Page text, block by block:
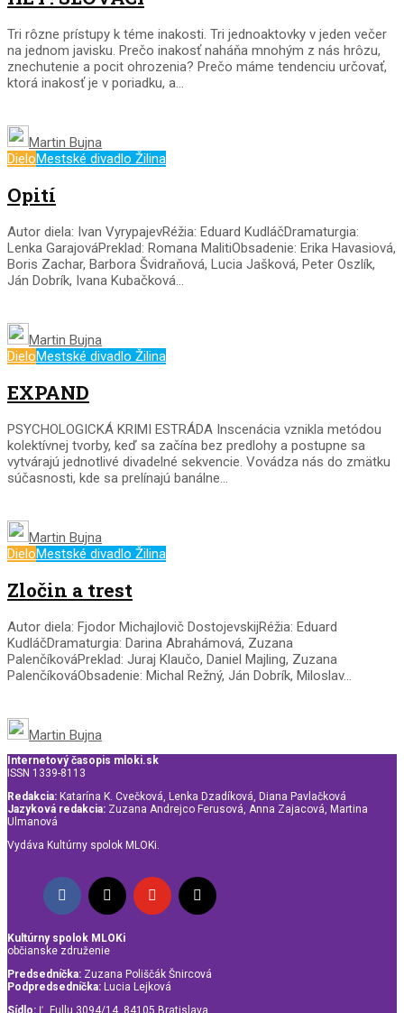
Tri rôzne prístupy k téme inakosti. Tri jednoaktovky v jeden večer
na jednom javisku. Prečo inakosť naháňa mnohým z nás hrôzu,
znechutenie a pocit ohrozenia? Prečo máme tendenciu určovať,
ktorá inakosť je v poriadku, a...
Martin Bujna
DieloMestské divadlo Žilina
Opití
Autor diela: Ivan VyrypajevRéžia: Eduard KudláčDramaturgia:
Lenka GarajováPreklad: Romana MalitiObsadenie: Erika Havasiová,
Boris Zachar, Barbora Švidraňová, Lucia Jašková, Peter Oszlík,
Ján Dobrík, Ivana Kubačková...
Martin Bujna
DieloMestské divadlo Žilina
EXPAND
PSYCHOLOGICKÁ KRIMI ESTRÁDA Inscenácia vznikla metódou
kolektívnej tvorby, keď sa začína bez predlohy a postupne sa
vytvárajú jednotlivé divadelné sekvencie. Vovádza nás do zmätku
súčasnosti, kde sa prelínajú banálne...
Martin Bujna
DieloMestské divadlo Žilina
Zločin a trest
Autor diela: Fjodor Michajlovič DostojevskijRéžia: Eduard
KudláčDramaturgia: Darina Abrahámová, Zuzana
PalenčíkováPreklad: Juraj Klaučo, Daniel Majling, Zuzana
PalenčíkováObsadenie: Michal Režný, Ján Dobrík, Miloslav...
Martin Bujna
Internetový časopis mloki.sk
ISSN 1339-8113
Redakcia: Katarína K. Cvečková, Lenka Dzadíková, Diana Pavlačková
Jazyková redakcia: Zuzana Andrejco Ferusová, Anna Zajacová, Martina
Ulmanová
Vydáva Kultúrny spolok MLOKi.
Kultúrny spolok MLOKi
občianske združenie
Predsedníčka: Zuzana Poliščák Šnircová
Podpredsedníčka: Lucia Lejková
Sídlo: Ľ. Fullu 3094/14, 84105 Bratislava